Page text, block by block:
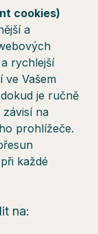
cookies)
a
rychlejší
ve Vašem
je ručně
na
prohlížeče.
každé
na: